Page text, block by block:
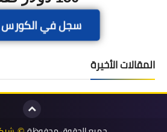
سجل في الكورس
المقالات الأخيرة